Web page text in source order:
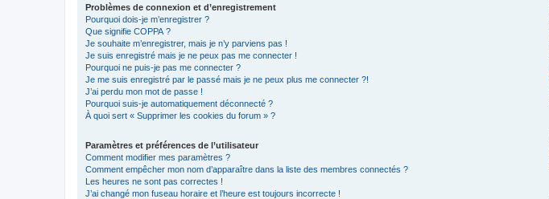
Problèmes de connexion et d’enregistrement
Pourquoi dois-je m’enregistrer ?
Que signifie COPPA ?
Je souhaite m’enregistrer, mais je n’y parviens pas !
Je suis enregistré mais je ne peux pas me connecter !
Pourquoi ne puis-je pas me connecter ?
Je me suis enregistré par le passé mais je ne peux plus me connecter ?!
J’ai perdu mon mot de passe !
Pourquoi suis-je automatiquement déconnecté ?
À quoi sert « Supprimer les cookies du forum » ?
Paramètres et préférences de l’utilisateur
Comment modifier mes paramètres ?
Comment empêcher mon nom d’apparaître dans la liste des membres connectés ?
Les heures ne sont pas correctes !
J’ai changé mon fuseau horaire et l’heure est toujours incorrecte !